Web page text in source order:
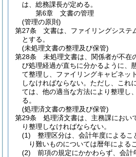
は、総務課長が定める。
第6章
文書の管理
(管理の原則)
第27条
文書は、ファイリングシステ
とする。
(未処理文書の整理及び保管)
第28条
未処理文書は、関係者が不在
び処理経過が直ちに分かるように、
て整理し、ファイリングキャビネッ
しなければならない。 ただし、これ
ては、他の適当な方法により整理し
る。
(処理済文書の整理及び保管)
第29条
処理済文書は、主務課におい
り整理しなければならない。
(1)
整理区分は、会計年度によるこ
り難いものについては暦年による
(2)
前項の規定にかかわらず、会計